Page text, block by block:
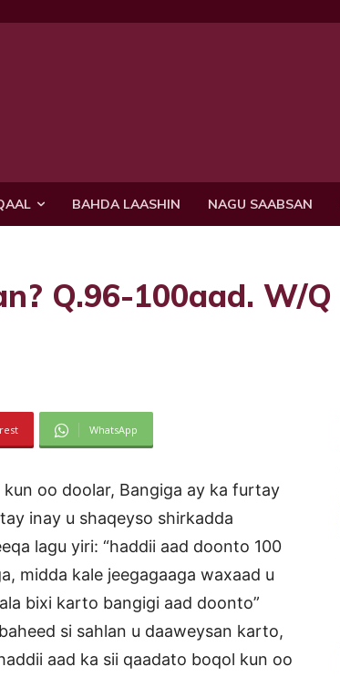
BAHDA LAASHIN NAGU SAABSAN
Q.96-100aad. W/Q
WhatsApp
oo doolar, Bangiga ay ka furtay
inay u shaqeyso shirkadda
lagu yiri: “haddii aad doonto 100
midda kale jeegagaaga waxaad u
bixi karto bangigi aad doonto”
si sahlan u daaweysan karto,
aad ka sii qaadato boqol kun oo